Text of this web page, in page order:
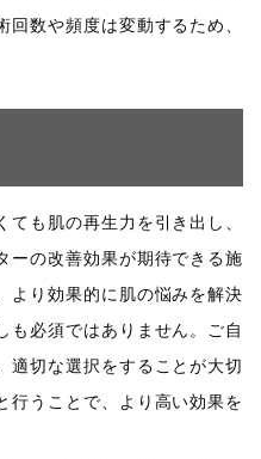
数や頻度は変動するため、
も肌の再生力を引き出し、
ーの改善効果が期待できる施
より効果的に肌の悩みを解決
も必須ではありません。ご自
適切な選択をすることが大切
行うことで、より高い効果を